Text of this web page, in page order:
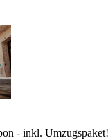
- inkl. Umzugspaket!